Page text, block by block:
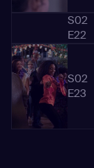
S02
E22
S02
E23